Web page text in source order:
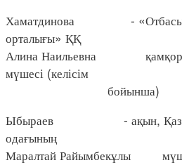
Хаматдинова - «Отбасыны
орталығы» ҚҚ
Алина Наильевна
мүшесі (келісім
бойынша)
Ыбыраев - ақын,
одағының
Маралтай Райымбекұлы